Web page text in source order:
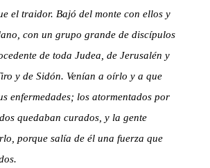
el traidor. Bajó del monte con ellos y
con un grupo grande de discípulos
de toda Judea, de Jerusalén y
y de Sidón. Venían a oírlo y a que
enfermedades; los atormentados por
quedaban curados, y la gente
porque salía de él una fuerza que